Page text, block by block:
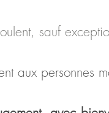
sauf
aux personnes